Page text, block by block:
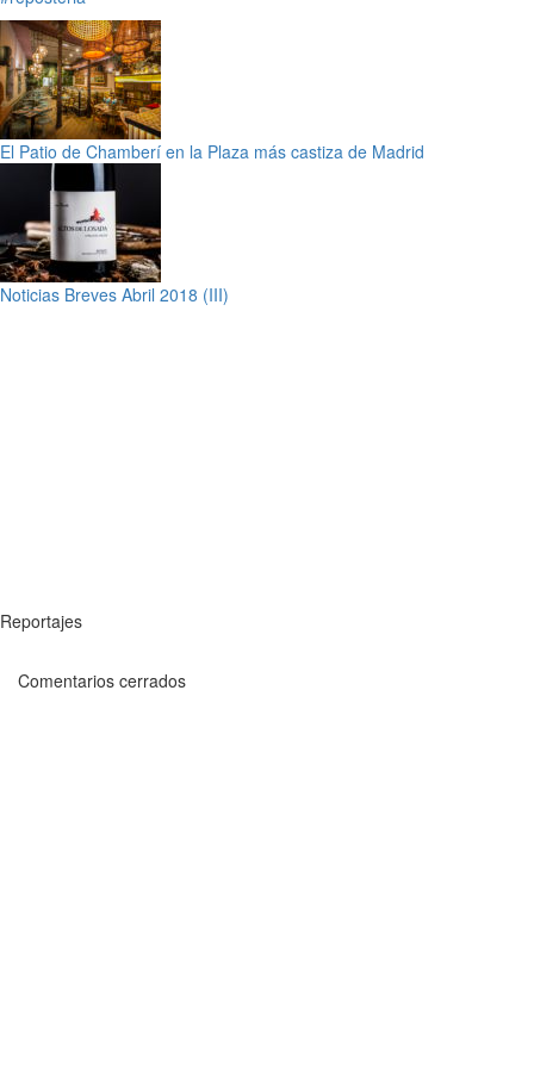
El Patio de Chamberí en la Plaza más castiza de Madrid
Noticias Breves Abril 2018 (III)
Reportajes
Comentarios cerrados